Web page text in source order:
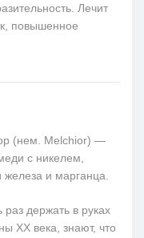
Лечит
повышенное
(нем. Melchior) —
с никелем,
железа и марганца.
держать в руках
ХХ века, знают, что